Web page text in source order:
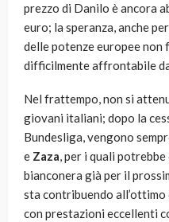
prezzo di Danilo è ancora
euro; la speranza, anche
delle potenze europee non
difficilmente affrontabile
Nel frattempo, non si
giovani italiani; dopo la
Bundesliga, vengono
e Zaza, per i quali
bianconera già per il
sta contribuendo
con prestazioni eccellenti